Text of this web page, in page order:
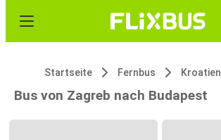
Startseite Fernbus Kroatien
Bus von Zagreb nach Budapest